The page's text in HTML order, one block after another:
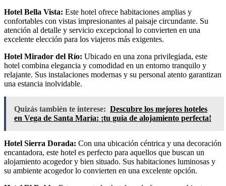
Hotel Bella Vista: Este hotel ofrece habitaciones amplias y
confortables con vistas impresionantes al paisaje circundante. Su
atención al detalle y servicio excepcional lo convierten en una
excelente elección para los viajeros más exigentes.
Hotel Mirador del Río: Ubicado en una zona privilegiada, este
hotel combina elegancia y comodidad en un entorno tranquilo y
relajante. Sus instalaciones modernas y su personal atento garantizan
una estancia inolvidable.
Quizás también te interese: Descubre los mejores hoteles
en Vega de Santa María: ¡tu guía de alojamiento perfecta!
Hotel Sierra Dorada: Con una ubicación céntrica y una decoración
encantadora, este hotel es perfecto para aquellos que buscan un
alojamiento acogedor y bien situado. Sus habitaciones luminosas y
su ambiente acogedor lo convierten en una excelente opción.